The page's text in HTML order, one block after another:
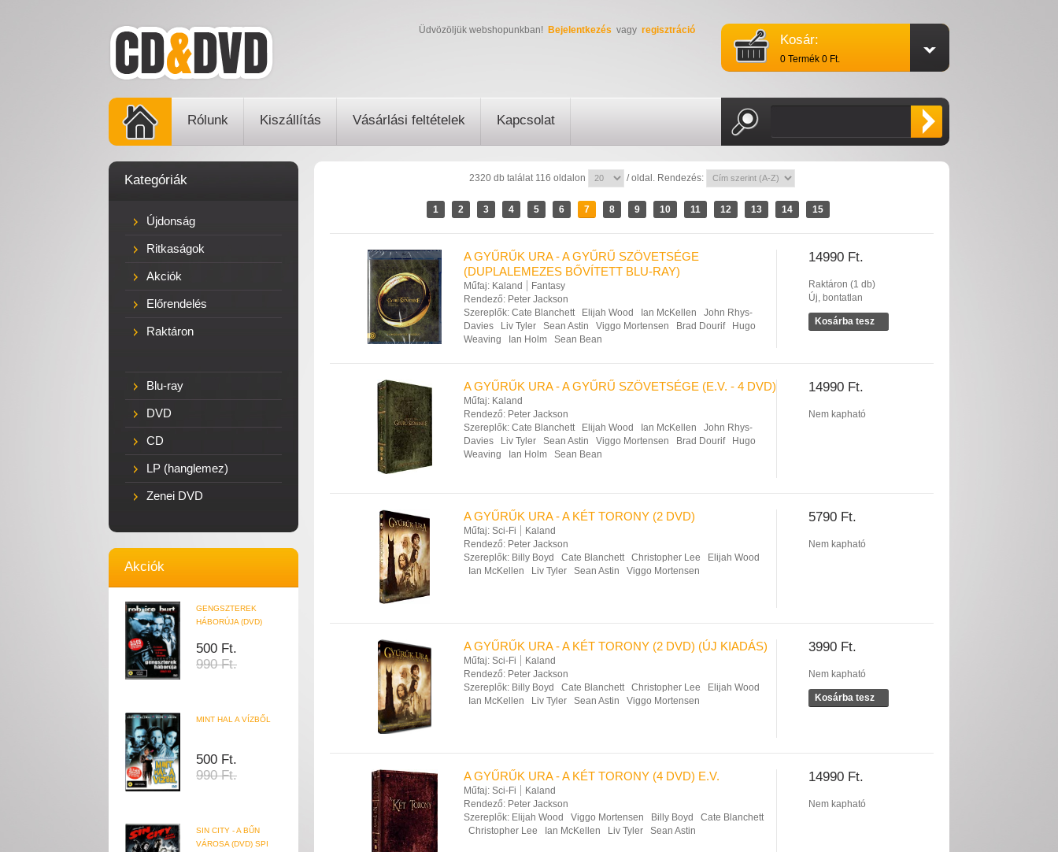
Kosár:
0 Termék 0 Ft.
Üdvözöljük webshopunkban! Bejelentkezés vagy regisztráció
Rólunk Kiszállítás Vásárlási feltételek Kapcsolat
Kategóriák
Újdonság
Ritkaságok
Akciók
Előrendelés
Raktáron
Blu-ray
DVD
CD
LP (hanglemez)
Zenei DVD
Akciók
GENGSZTEREK
HÁBORÚJA (DVD)
500 Ft.
990 Ft.
MINT HAL A VÍZBŐL
500 Ft.
990 Ft.
SIN CITY - A BŰN
VÁROSA (DVD) SPI
2320 db találat 116 oldalon / oldal. Rendezés:
1 2 3 4 5 6 7 8 9 10 11 12 13 14 15
14990 Ft.
Raktáron (1 db)
Új, bontatlan
Kosárba tesz
A GYŰRŰK URA - A GYŰRŰ SZÖVETSÉGE
(DUPLALEMEZES BŐVÍTETT BLU-RAY)
Műfaj: Kaland
Fantasy
Rendező: Peter Jackson
Szereplők: Cate Blanchett Elijah Wood Ian McKellen
John Rhys-
Davies
Liv Tyler Sean Astin Viggo Mortensen Brad Dourif
Hugo
Weaving
Ian Holm Sean Bean
14990 Ft.
Nem kapható
A GYŰRŰK URA - A GYŰRŰ SZÖVETSÉGE (E.V. - 4 DVD)
Műfaj: Kaland
Rendező: Peter Jackson
Szereplők: Cate Blanchett Elijah Wood Ian McKellen
John Rhys-
Davies
Liv Tyler Sean Astin Viggo Mortensen Brad Dourif
Hugo
Weaving
Ian Holm Sean Bean
5790 Ft.
Nem kapható
A GYŰRŰK URA - A KÉT TORONY (2 DVD)
Műfaj: Sci-Fi
Kaland
Rendező: Peter Jackson
Szereplők: Billy Boyd Cate Blanchett Christopher Lee
Elijah Wood
Ian McKellen
Liv Tyler Sean Astin Viggo Mortensen
3990 Ft.
Nem kapható
Kosárba tesz
A GYŰRŰK URA - A KÉT TORONY (2 DVD) (ÚJ KIADÁS)
Műfaj: Sci-Fi
Kaland
Rendező: Peter Jackson
Szereplők: Billy Boyd Cate Blanchett Christopher Lee
Elijah Wood
Ian McKellen
Liv Tyler Sean Astin Viggo Mortensen
14990 Ft.
Nem kapható
A GYŰRŰK URA - A KÉT TORONY (4 DVD) E.V.
Műfaj: Sci-Fi
Kaland
Rendező: Peter Jackson
Szereplők: Elijah Wood Viggo Mortensen Billy Boyd
Cate Blanchett
Christopher Lee
Ian McKellen Liv Tyler Sean Astin